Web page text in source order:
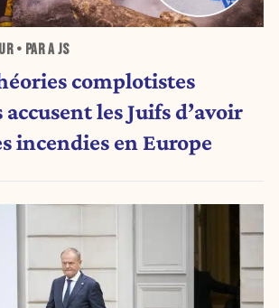
• PAR A JS
complotistes
les Juifs d’avoir
incendies en Europe